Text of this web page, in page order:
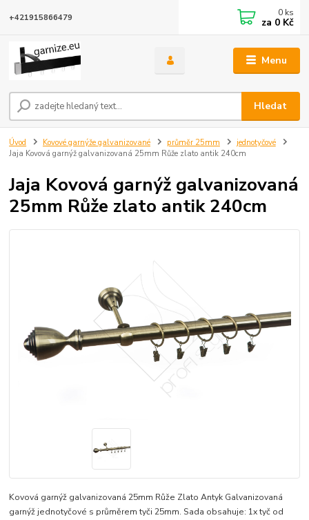
Menu
Hledat
+421915866479 0 ks
za 0 Kč
Úvod Kovové garnýže galvanizované průměr 25mm
jednotyčové
Jaja Kovová garnýž galvanizovaná 25mm Růže zlato antik 240cm
Jaja Kovová garnýž galvanizovaná
25mm Růže zlato antik 240cm
Kovová garnýž galvanizovaná 25mm Růže Zlato Antyk Galvanizovaná
garnýž jednotyčové s průměrem tyči 25mm. Sada obsahuje: 1x tyč od